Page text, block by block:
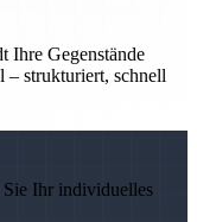
Ihre Gegenstände
– strukturiert, schnell
Sie Ihr individuelles